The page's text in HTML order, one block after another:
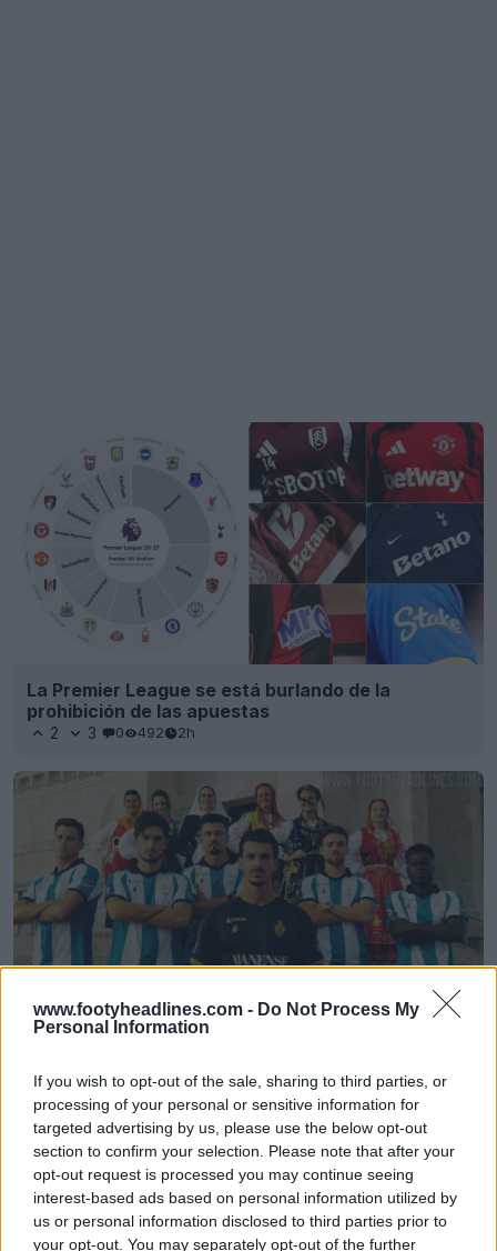
www.footyheadlines.com - Do Not Process My
Personal Information
If you wish to opt-out of the sale, sharing to third parties, or
processing of your personal or sensitive information for
targeted advertising by us, please use the below opt-out
section to confirm your selection. Please note that after your
opt-out request is processed you may continue seeing
interest-based ads based on personal information utilized by
us or personal information disclosed to third parties prior to
your opt-out. You may separately opt-out of the further
La Premier League se está burlando de la
prohibición de las apuestas
2 3 0 492 2h
Presentación de las camisetas locales y
27
2 0 0 259 2h